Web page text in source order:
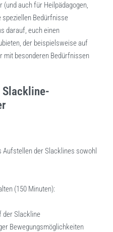
auch für Heilpädagogen,
speziellen Bedürfnisse
darauf, euch einen
der beispielsweise auf
mit besonderen Bedürfnissen
Slackline-
der Slacklines sowohl
(150 Minuten):
der Slackline
Bewegungsmöglichkeiten